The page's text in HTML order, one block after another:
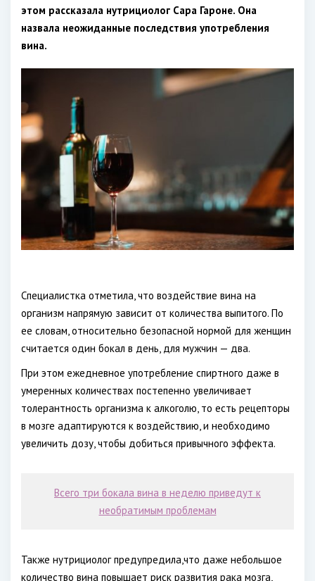
этом рассказала нутрициолог Сара Гароне. Она
назвала неожиданные последствия употребления
вина.
Специалистка отметила, что воздействие вина на
организм напрямую зависит от количества выпитого. По
ее словам, относительно безопасной нормой для женщин
считается один бокал в день, для мужчин — два.
При этом ежедневное употребление спиртного даже в
умеренных количествах постепенно увеличивает
толерантность организма к алкоголю, то есть рецепторы
в мозге адаптируются к воздействию, и необходимо
увеличить дозу, чтобы добиться привычного эффекта.
Всего три бокала вина в неделю приведут к
необратимым проблемам
Также нутрициолог предупредила,что даже небольшое
количество вина повышает риск развития рака мозга,